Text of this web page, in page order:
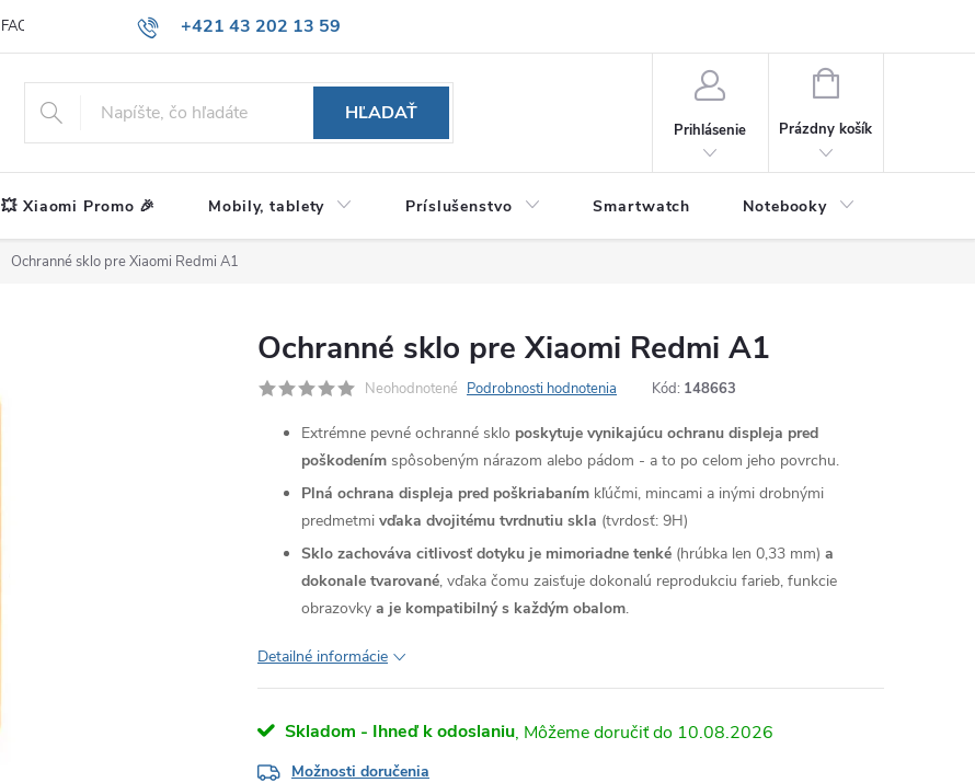
+421 43 202 13 59
FAQ
HĽADAŤ
Prihlásenie
NÁKUPNÝ
Prázdny košík
💥 Xiaomi Promo 🎉 Mobily, tablety Príslušenstvo Smartwatch Notebooky
Ochranné sklo pre Xiaomi Redmi A1
Ochranné sklo pre Xiaomi Redmi A1
Neohodnotené Podrobnosti hodnotenia Kód: 148663
Extrémne pevné ochranné sklo poskytuje vynikajúcu ochranu displeja pred
poškodením spôsobeným nárazom alebo pádom - a to po celom jeho povrchu.
Plná ochrana displeja pred poškriabaním kľúčmi, mincami a inými drobnými
predmetmi vďaka dvojitému tvrdnutiu skla (tvrdosť: 9H)
Sklo zachováva citlivosť dotyku je mimoriadne tenké (hrúbka len 0,33 mm) a
dokonale tvarované, vďaka čomu zaisťuje dokonalú reprodukciu farieb, funkcie
obrazovky a je kompatibilný s každým obalom.
Detailné informácie
Skladom - Ihneď k odoslaniu 10.08.2026
Možnosti doručenia